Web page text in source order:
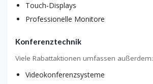
Touch-Displays
Professionelle Monitore
Konferenztechnik
Viele Rabattaktionen umfassen außerdem:
Videokonferenzsysteme